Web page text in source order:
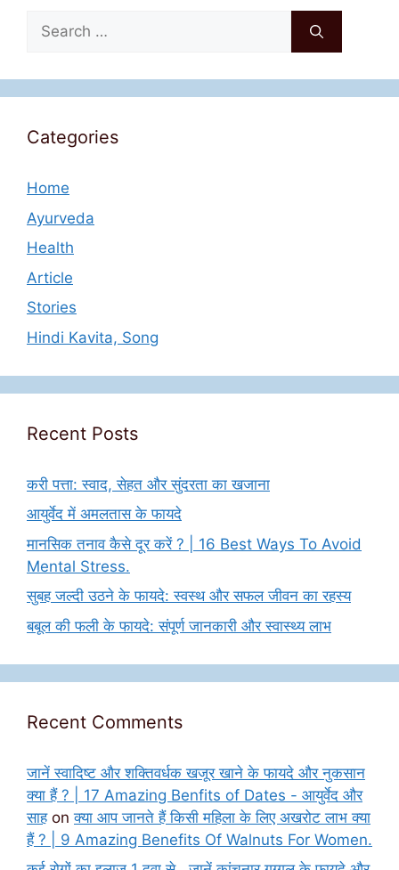
Search
for:
Categories
Home
Ayurveda
Health
Article
Stories
Hindi Kavita, Song
Recent Posts
करी पत्ता: स्वाद, सेहत और सुंदरता का खजाना
आयुर्वेद में अमलतास के फायदे
मानसिक तनाव कैसे दूर करें ? | 16 Best Ways To Avoid
Mental Stress.
सुबह जल्दी उठने के फायदे: स्वस्थ और सफल जीवन का रहस्य
बबूल की फली के फायदे: संपूर्ण जानकारी और स्वास्थ्य लाभ
Recent Comments
जानें स्वादिष्ट और शक्तिवर्धक खजूर खाने के फायदे और नुकसान
क्या हैं ? | 17 Amazing Benfits of Dates - आयुर्वेद और
साहonक्या आप जानते हैं किसी महिला के लिए अखरोट लाभ क्या
हैं ? | 9 Amazing Benefits Of Walnuts For Women.